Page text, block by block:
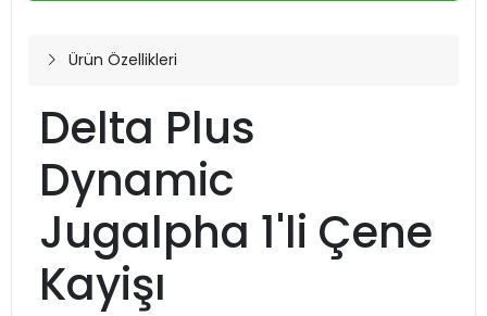
Ürün Özellikleri
Delta Plus
Dynamic
Jugalpha 1'li Çene
Kayişı